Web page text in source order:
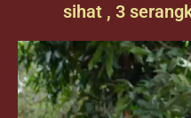
sihat , 3